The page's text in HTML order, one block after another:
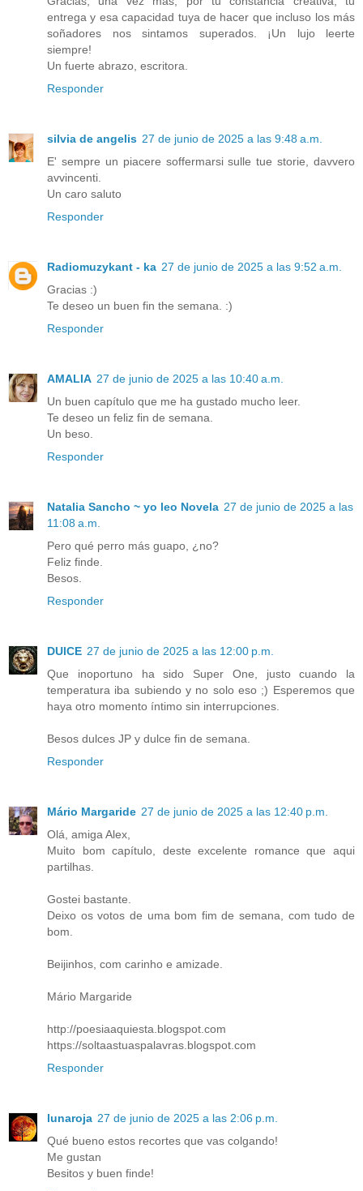
entrega y esa capacidad tuya de hacer que incluso los más
soñadores nos sintamos superados. ¡Un lujo leerte
siempre!
Un fuerte abrazo, escritora.
Responder
silvia de angelis 27 de junio de 2025 a las 9:48 a.m.
E' sempre un piacere soffermarsi sulle tue storie, davvero
avvincenti.
Un caro saluto
Responder
Radiomuzykant - ka 27 de junio de 2025 a las 9:52 a.m.
Gracias :)
Te deseo un buen fin the semana. :)
Responder
AMALIA 27 de junio de 2025 a las 10:40 a.m.
Un buen capítulo que me ha gustado mucho leer.
Te deseo un feliz fin de semana.
Un beso.
Responder
Natalia Sancho ~ yo leo Novela 27 de junio de 2025 a las
11:08 a.m.
Pero qué perro más guapo, ¿no?
Feliz finde.
Besos.
Responder
DUlCE 27 de junio de 2025 a las 12:00 p.m.
Que inoportuno ha sido Super One, justo cuando la
temperatura iba subiendo y no solo eso ;) Esperemos que
haya otro momento íntimo sin interrupciones.
Besos dulces JP y dulce fin de semana.
Responder
Mário Margaride 27 de junio de 2025 a las 12:40 p.m.
Olá, amiga Alex,
Muito bom capítulo, deste excelente romance que aqui
partilhas.
Gostei bastante.
Deixo os votos de uma bom fim de semana, com tudo de
bom.
Beijinhos, com carinho e amizade.
Mário Margaride
http://poesiaaquiesta.blogspot.com
https://soltaastuaspalavras.blogspot.com
Responder
lunaroja 27 de junio de 2025 a las 2:06 p.m.
Qué bueno estos recortes que vas colgando!
Me gustan
Besitos y buen finde!